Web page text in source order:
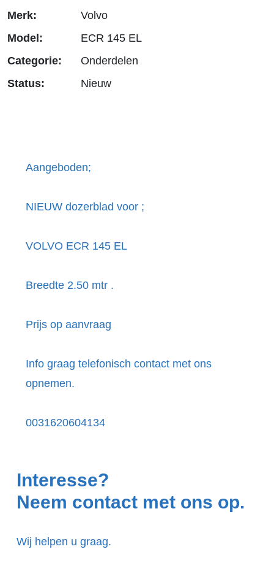
Merk:
Volvo
Model:
ECR 145 EL
Categorie:
Onderdelen
Status:
Nieuw
Aangeboden;
NIEUW dozerblad voor ;
VOLVO ECR 145 EL
Breedte 2.50 mtr .
Prijs op aanvraag
Info graag telefonisch contact met ons
opnemen.
0031620604134
Interesse?
Neem contact met ons op.
Wij helpen u graag.